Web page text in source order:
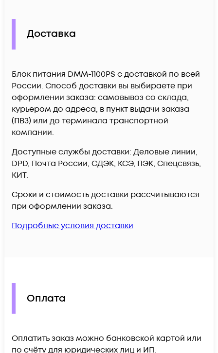
Доставка
Блок питания DMM-1100PS c доставкой по всей
России. Способ доставки вы выбираете при
оформлении заказа: самовывоз со склада,
курьером до адреса, в пункт выдачи заказа
(ПВЗ) или до терминала транспортной
компании.
Доступные службы доставки: Деловые линии,
DPD, Почта России, СДЭК, КСЭ, ПЭК, Спецсвязь,
КИТ.
Сроки и стоимость доставки рассчитываются
при оформлении заказа.
Подробные условия доставки
Оплата
Оплатить заказ можно банковской картой или
по счёту для юридических лиц и ИП.